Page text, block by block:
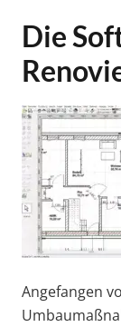
Die
Angefangen